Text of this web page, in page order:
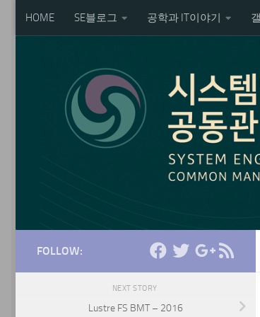
Skip to content
HOME SE블로그 공학과 IT이야기
FOLLOW:
NEXT STORY
Lustre FS BMT – 2016